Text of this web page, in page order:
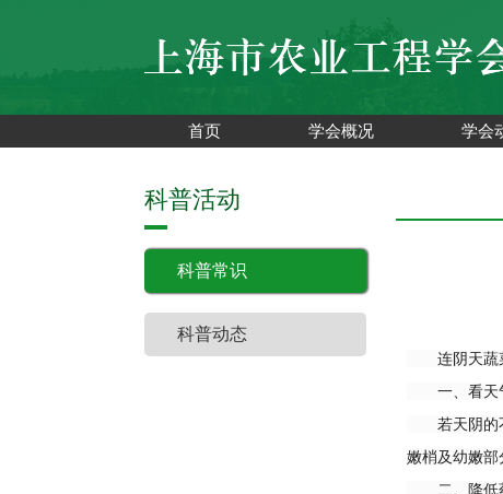
首页 学会概况 学会
科普活动
科普常识
科普动态
连阴天蔬菜
一、看天
若天阴的不
嫩梢及幼嫩部
二、降低药